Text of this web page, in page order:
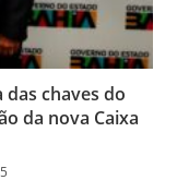
chaves do
da nova Caixa